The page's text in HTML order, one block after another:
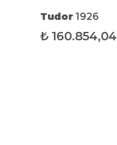
Tudor 1926
₺ 160.854,04